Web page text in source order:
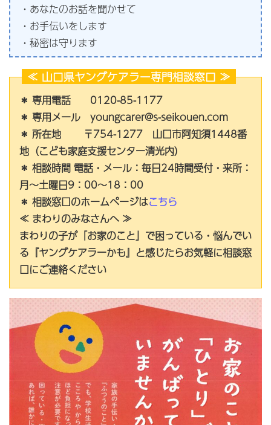
・あなたのお話を聞かせて
・お手伝いをします
・秘密は守ります
≪ 山口県ヤングケアラー専門相談窓口 ≫
＊ 専用電話 0120-85-1177
＊ 専用メール youngcarer@s-seikouen.com
＊ 所在地 〒754-1277 山口市阿知須1448番
地（こども家庭支援センター清光内）
＊ 相談時間 電話・メール：毎日24時間受付・来所：
月～土曜日9：00～18：00
＊ 相談窓口のホームページはこちら
≪ まわりのみなさんへ ≫
まわりの子が「お家のこと」で困っている・悩んでい
る『ヤングケアラーかも』と感じたらお気軽に相談窓
口にご連絡ください